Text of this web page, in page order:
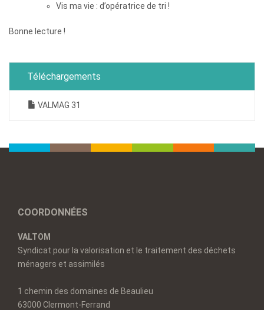
Vis ma vie : d’opératrice de tri !
Bonne lecture !
Téléchargements
VALMAG 31
COORDONNÉES
VALTOM
Syndicat pour la valorisation et le traitement des déchets
ménagers et assimilés
1 chemin des domaines de Beaulieu
63000 Clermont-Ferrand